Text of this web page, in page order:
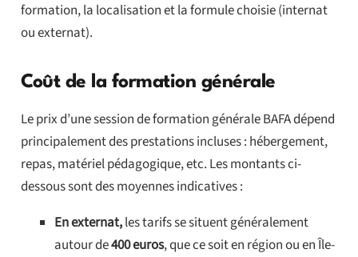
formation, la localisation et la formule choisie (internat
ou externat).
Coût de la formation générale
Le prix d’une session de formation générale BAFA dépend
principalement des prestations incluses : hébergement,
repas, matériel pédagogique, etc. Les montants ci-
dessous sont des moyennes indicatives :
En externat,les tarifs se situent généralement
autour de400 euros, que ce soit en région ou en Île-